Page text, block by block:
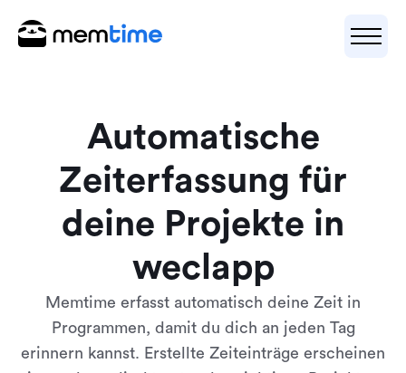
Automatische
Zeiterfassung für
deine Projekte in
weclapp
Memtime erfasst automatisch deine Zeit in
Programmen, damit du dich an jeden Tag
erinnern kannst. Erstellte Zeiteinträge erscheinen